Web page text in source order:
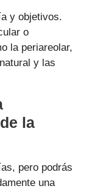
y objetivos.
o
la periareolar,
y las
la
pero podrás
una